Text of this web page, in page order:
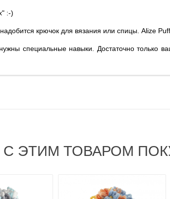
:-)
крючок для вязания или спицы. Alize
специальные навыки. Достаточно только
С ЭТИМ ТОВАРОМ